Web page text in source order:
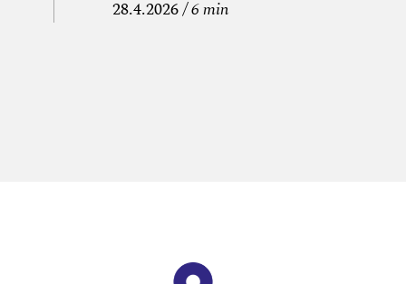
28.4.2026 6 min